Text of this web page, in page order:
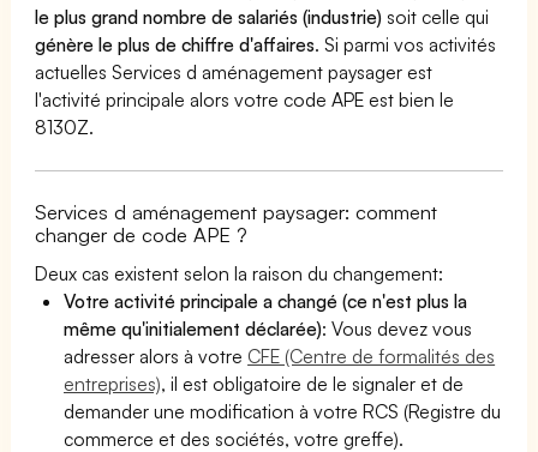
le plus grand nombre de salariés (industrie) soit celle qui
génère le plus de chiffre d'affaires. Si parmi vos activités
actuelles Services d aménagement paysager est
l'activité principale alors votre code APE est bien le
8130Z.
Services d aménagement paysager: comment
changer de code APE ?
Deux cas existent selon la raison du changement:
Votre activité principale a changé (ce n'est plus la
même qu'initialement déclarée): Vous devez vous
adresser alors à votre CFE (Centre de formalités des
entreprises), il est obligatoire de le signaler et de
demander une modification à votre RCS (Registre du
commerce et des sociétés, votre greffe).